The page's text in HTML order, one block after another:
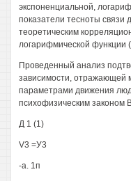
экспоненциальной,
показатели тесноты связи
теоретическим
логарифмической функции
Проведенный анализ
зависимости, отражающей
параметрами движения
психофизическим законом
Д 1 (1)
V3 =У3
-а. 1п